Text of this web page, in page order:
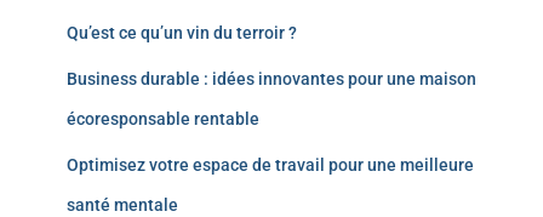
Qu’est ce qu’un vin du terroir ?
Business durable : idées innovantes pour une maison
écoresponsable rentable
Optimisez votre espace de travail pour une meilleure
santé mentale